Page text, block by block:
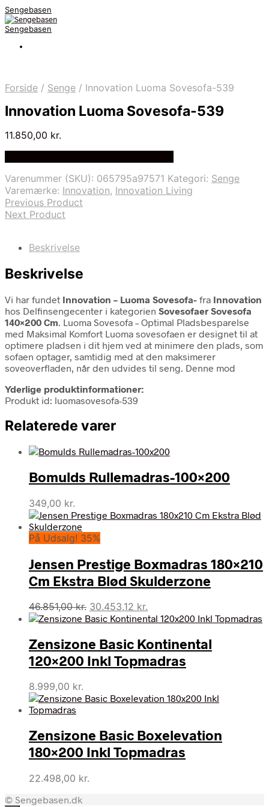
Sengebasen
Sengebasen
Forside / Senge / Innovation Luoma Sovesofa-539
Innovation Luoma Sovesofa-539
11.850,00 kr.
Varenummer (SKU): 065795a97571 Kategori: Senge
Varemærke: Innovation, Innovation Living
Previous Product
Next Product
Beskrivelse
Beskrivelse
Vi har fundet Innovation – Luoma Sovesofa- fra Innovation
hos Delfinsengecenter i kategorien Sovesofaer Sovesofa
140×200 Cm. Luoma Sovesofa – Optimal Pladsbesparelse
med Maksimal Komfort Luoma sovesofaen er designet til at
optimere pladsen i dit hjem ved at minimere den plads, som
sofaen optager, samtidig med at den maksimerer
soveoverfladen, når den udvides til seng. Denne mod
Yderlige produktinformationer:
Produkt id: luomasovesofa-539
Relaterede varer
Bomulds Rullemadras-100×200
349,00 kr.
På Udsalg! 35%
Jensen Prestige Boxmadras 180×210
Cm Ekstra Blød Skulderzone
46.851,00kr. Den
oprindelige
var:
46.851,00 kr..
30.453,12 kr.
aktuelle
er:
30.453,12 kr..
Zensizone Basic Kontinental
120×200 Inkl Topmadras
8.999,00 kr.
Zensizone Basic Boxelevation
180×200 Inkl Topmadras
22.498,00 kr.
© Sengebasen.dk